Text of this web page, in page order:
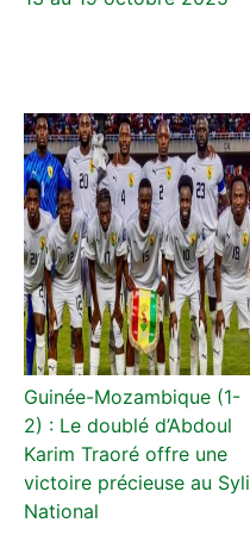
Guinée-Mozambique (1-
2) : Le doublé d’Abdoul
Karim Traoré offre une
victoire précieuse au Syli
National